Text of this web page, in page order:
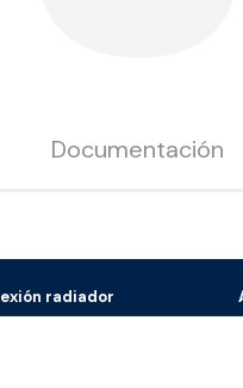
Documentación
radiador